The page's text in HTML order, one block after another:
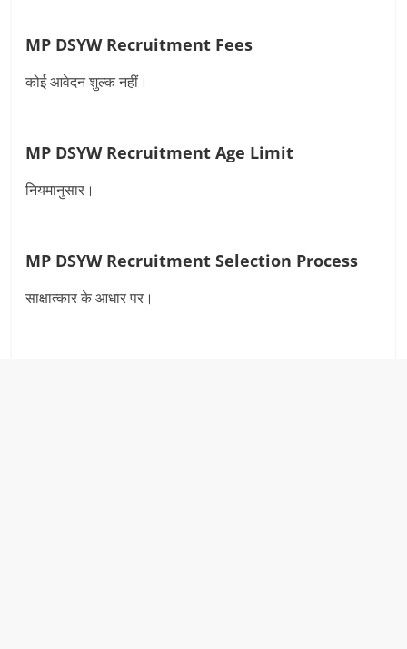
MP DSYW Recruitment Fees
कोई आवेदन शुल्‍क नहीं।
MP DSYW RecruitmentAge Limit
नियमानुसार।
MP DSYW RecruitmentSelection Process
साक्षात्कार के आधार पर।